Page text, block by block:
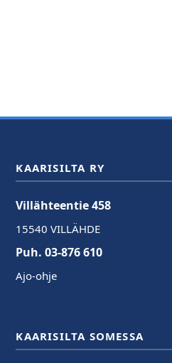
KAARISILTA RY
Villähteentie 458
15540 VILLÄHDE
Puh. 03-876 610
Ajo-ohje
KAARISILTA SOMESSA